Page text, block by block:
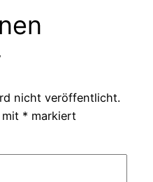
nicht veröffentlicht.
mit * markiert